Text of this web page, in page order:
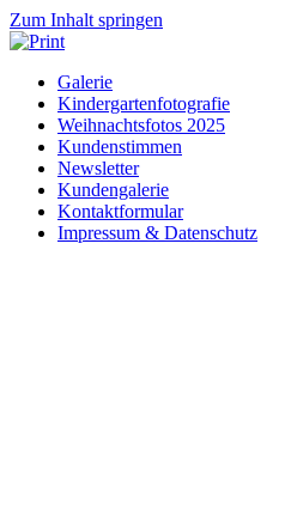
Zum Inhalt springen
Galerie
Kindergartenfotografie
Weihnachtsfotos 2025
Kundenstimmen
Newsletter
Kundengalerie
Kontaktformular
Impressum & Datenschutz